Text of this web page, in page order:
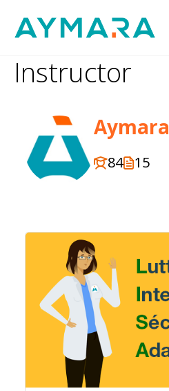
Instructor
Aymara
84 15